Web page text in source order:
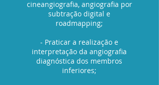
cineangiografia, angiografia por
subtração digital e
roadmapping;
- Praticar a realização e
interpretação da angiografia
diagnóstica dos membros
inferiores;